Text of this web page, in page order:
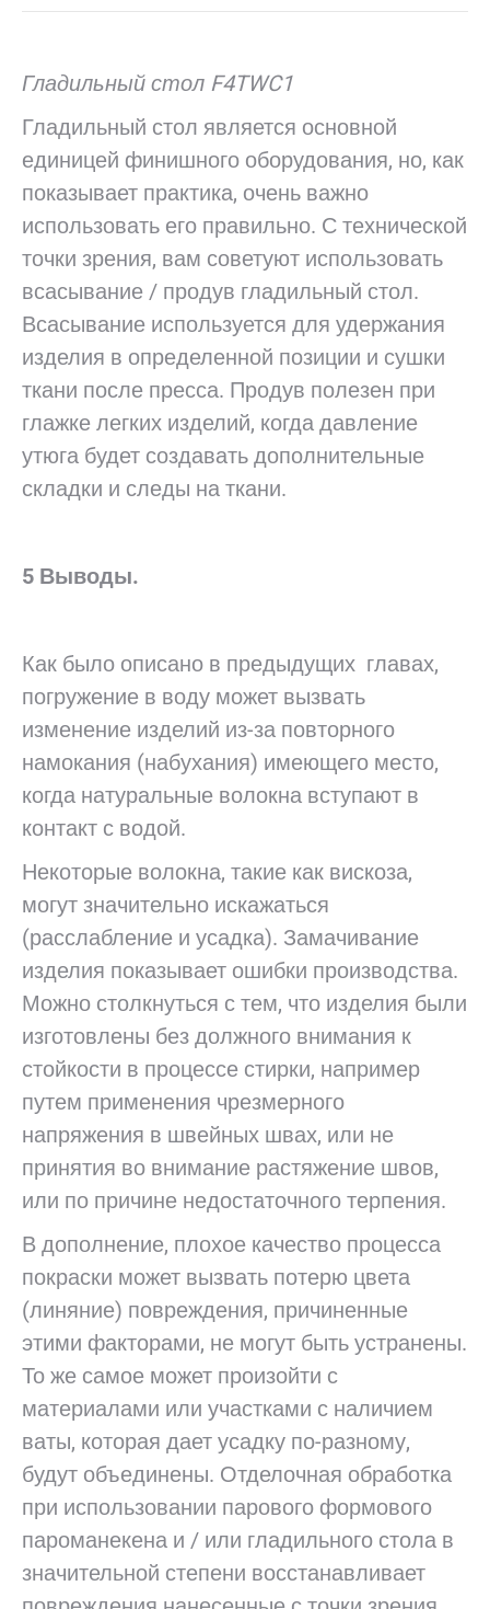
Гладильный стол F4TWC1
Гладильный стол является основной
единицей финишного оборудования, но, как
показывает практика, очень важно
использовать его правильно. С технической
точки зрения, вам советуют использовать
всасывание / продув гладильный стол.
Всасывание используется для удержания
изделия в определенной позиции и сушки
ткани после пресса. Продув полезен при
глажке легких изделий, когда давление
утюга будет создавать дополнительные
складки и следы на ткани.
5 Выводы.
Как было описано в предыдущих главах,
погружение в воду может вызвать
изменение изделий из-за повторного
намокания (набухания) имеющего место,
когда натуральные волокна вступают в
контакт с водой.
Некоторые волокна, такие как вискоза,
могут значительно искажаться
(расслабление и усадка). Замачивание
изделия показывает ошибки производства.
Можно столкнуться с тем, что изделия были
изготовлены без должного внимания к
стойкости в процессе стирки, например
путем применения чрезмерного
напряжения в швейных швах, или не
принятия во внимание растяжение швов,
или по причине недостаточного терпения.
В дополнение, плохое качество процесса
покраски может вызвать потерю цвета
(линяние) повреждения, причиненные
этими факторами, не могут быть устранены.
То же самое может произойти с
материалами или участками с наличием
ваты, которая дает усадку по-разному,
будут объединены. Отделочная обработка
при использовании парового формового
пароманекена и / или гладильного стола в
значительной степени восстанавливает